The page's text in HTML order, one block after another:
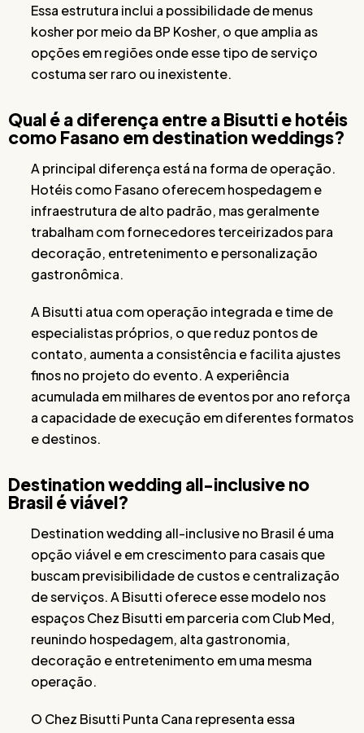
Essa estrutura inclui a possibilidade de menus
kosher por meio da BP Kosher, o que amplia as
opções em regiões onde esse tipo de serviço
costuma ser raro ou inexistente.
Qual é a diferença entre a Bisutti e hotéis
como Fasano em destination weddings?
A principal diferença está na forma de operação.
Hotéis como Fasano oferecem hospedagem e
infraestrutura de alto padrão, mas geralmente
trabalham com fornecedores terceirizados para
decoração, entretenimento e personalização
gastronômica.
A Bisutti atua com operação integrada e time de
especialistas próprios, o que reduz pontos de
contato, aumenta a consistência e facilita ajustes
finos no projeto do evento. A experiência
acumulada em milhares de eventos por ano reforça
a capacidade de execução em diferentes formatos
e destinos.
Destination wedding all-inclusive no
Brasil é viável?
Destination wedding all-inclusive no Brasil é uma
opção viável e em crescimento para casais que
buscam previsibilidade de custos e centralização
de serviços. A Bisutti oferece esse modelo nos
espaços Chez Bisutti em parceria com Club Med,
reunindo hospedagem, alta gastronomia,
decoração e entretenimento em uma mesma
operação.
O Chez Bisutti Punta Cana representa essa